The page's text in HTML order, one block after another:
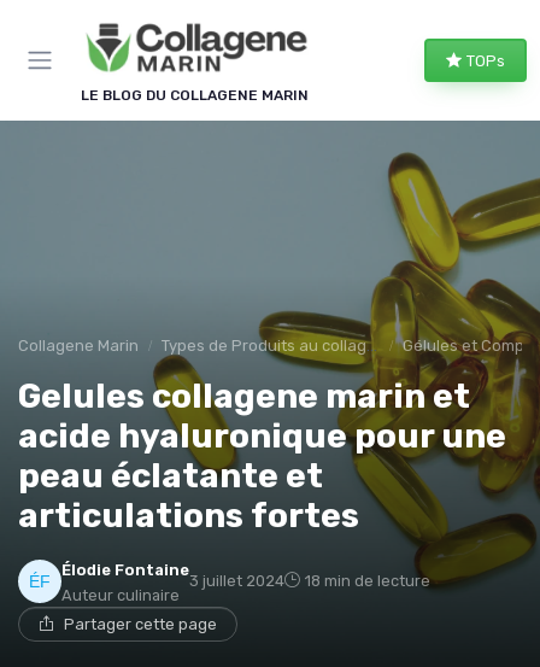
LE BLOG DU COLLAGENE MARIN
TOPs
Collagene Marin Types de Produits au collagene marin Gélules et
Gelules collagene marin et
acide hyaluronique pour une
peau éclatante et
articulations fortes
Élodie Fontaine
Auteur culinaire
3 juillet 2024 18 min de lecture
Partager cette page